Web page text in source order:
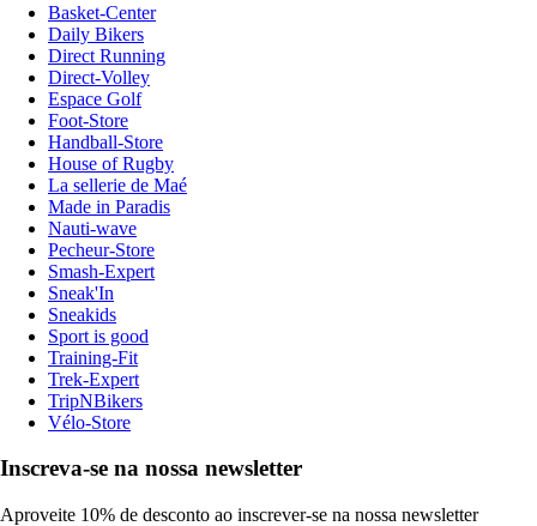
Basket-Center
Daily Bikers
Direct Running
Direct-Volley
Espace Golf
Foot-Store
Handball-Store
House of Rugby
La sellerie de Maé
Made in Paradis
Nauti-wave
Pecheur-Store
Smash-Expert
Sneak'In
Sneakids
Sport is good
Training-Fit
Trek-Expert
TripNBikers
Vélo-Store
Inscreva-se na nossa newsletter
Aproveite 10% de desconto ao inscrever-se na nossa newsletter